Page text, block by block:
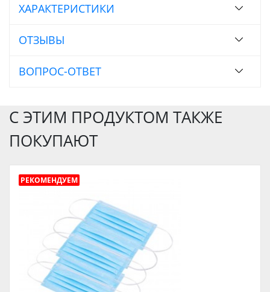
ХАРАКТЕРИСТИКИ
ОТЗЫВЫ
ВОПРОС-ОТВЕТ
С ЭТИМ ПРОДУКТОМ ТАКЖЕ
ПОКУПАЮТ
РЕКОМЕНДУЕМ